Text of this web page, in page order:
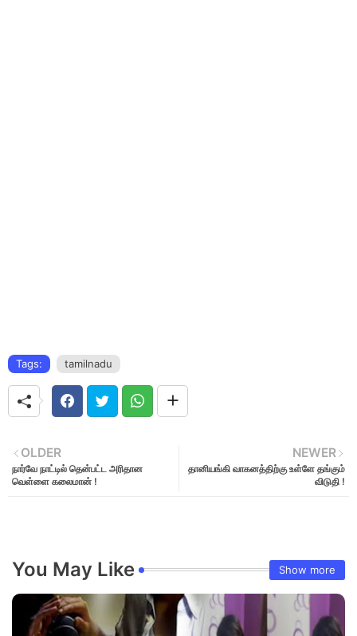
Tags: tamilnadu
NEWER
தானியங்கி வாகனத்திற்கு உள்ளே தங்கும்
விடுதி !
OLDER
நார்வே நாட்டில் தென்பட்ட அரிதான
வெள்ளை கலைமான் !
You May Like Show more